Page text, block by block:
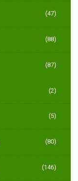
(47)
(88)
(87)
(2)
(5)
(80)
(146)